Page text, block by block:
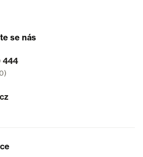
se nás
444